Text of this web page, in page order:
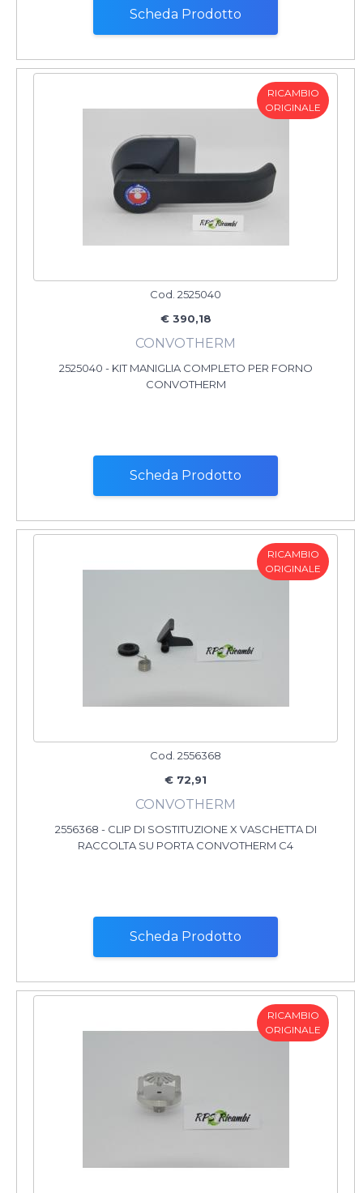
Scheda Prodotto
RICAMBIO
ORIGINALE
Cod. 2525040
€ 390,18
CONVOTHERM
2525040 - KIT MANIGLIA COMPLETO PER FORNO
CONVOTHERM
Scheda Prodotto
RICAMBIO
ORIGINALE
Cod. 2556368
€ 72,91
CONVOTHERM
2556368 - CLIP DI SOSTITUZIONE X VASCHETTA DI
RACCOLTA SU PORTA CONVOTHERM C4
Scheda Prodotto
RICAMBIO
ORIGINALE